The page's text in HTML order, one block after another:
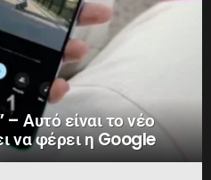
Αυτό είναι το νέο
να φέρει η Google